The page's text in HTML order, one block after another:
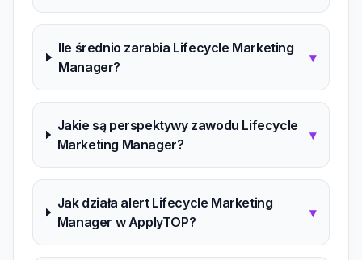
Ile średnio zarabia Lifecycle Marketing
Manager?
▾
Jakie są perspektywy zawodu Lifecycle
Marketing Manager?
▾
Jak działa alert Lifecycle Marketing
Manager w ApplyTOP?
▾